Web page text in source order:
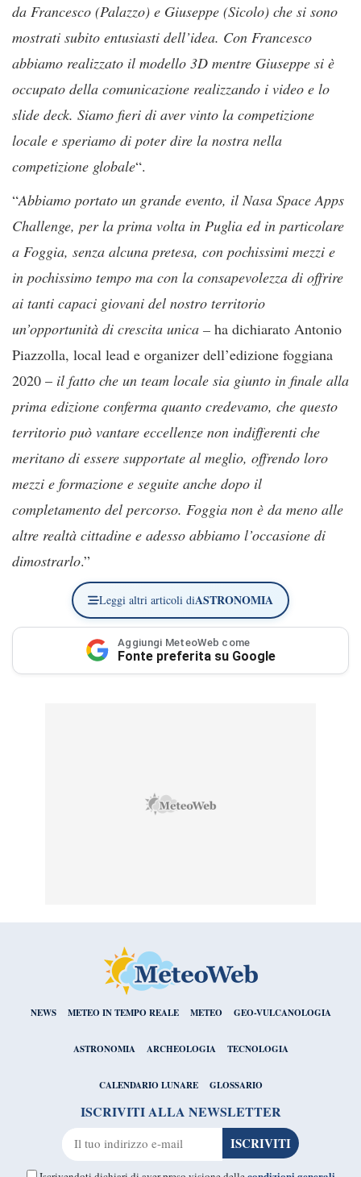
da Francesco (Palazzo) e Giuseppe (Sicolo) che si sono
mostrati subito entusiasti dell’idea. Con Francesco
abbiamo realizzato il modello 3D mentre Giuseppe si è
occupato della comunicazione realizzando i video e lo
slide deck. Siamo fieri di aver vinto la competizione
locale e speriamo di poter dire la nostra nella
competizione globale“.
“Abbiamo portato un grande evento, il Nasa Space Apps
Challenge, per la prima volta in Puglia ed in particolare
a Foggia, senza alcuna pretesa, con pochissimi mezzi e
in pochissimo tempo ma con la consapevolezza di offrire
ai tanti capaci giovani del nostro territorio
un’opportunità di crescita unica – ha dichiarato Antonio
Piazzolla, local lead e organizer dell’edizione foggiana
2020 – il fatto che un team locale sia giunto in finale alla
prima edizione conferma quanto credevamo, che questo
territorio può vantare eccellenze non indifferenti che
meritano di essere supportate al meglio, offrendo loro
mezzi e formazione e seguite anche dopo il
completamento del percorso. Foggia non è da meno alle
altre realtà cittadine e adesso abbiamo l’occasione di
dimostrarlo.”
Leggi altri articoli diASTRONOMIA
Aggiungi MeteoWeb come
Fonte preferita su Google
NEWS METEO IN TEMPO REALE METEO GEO-VULCANOLOGIA
ASTRONOMIA ARCHEOLOGIA TECNOLOGIA
CALENDARIO LUNARE GLOSSARIO
ISCRIVITI ALLA NEWSLETTER